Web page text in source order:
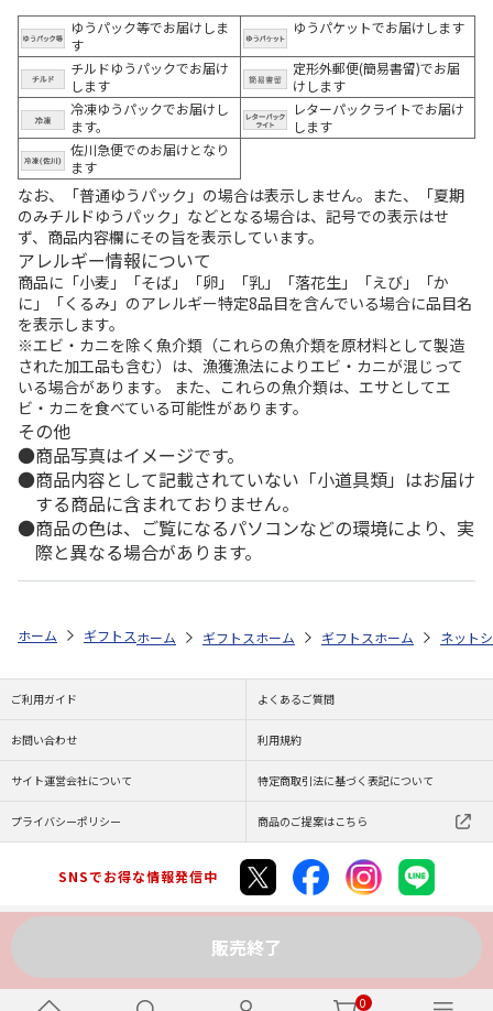
0
ゆうパック等でお届けしま
す
ゆうパケットでお届けします
チルドゆうパックでお届け
します
定形外郵便(簡易書留)でお届
けします
冷凍ゆうパックでお届けし
ます。
レターパックライトでお届け
します
佐川急便でのお届けとなり
ます
なお、「普通ゆうパック」の場合は表示しません。また、「夏期
のみチルドゆうパック」などとなる場合は、記号での表示はせ
ず、商品内容欄にその旨を表示しています。
アレルギー情報について
商品に「小麦」「そば」「卵」「乳」「落花生」「えび」「か
に」「くるみ」のアレルギー特定8品目を含んでいる場合に品目名
を表示します。
※エビ・カニを除く魚介類（これらの魚介類を原材料として製造
された加工品も含む）は、漁獲漁法によりエビ・カニが混じって
いる場合があります。 また、これらの魚介類は、エサとしてエ
ビ・カニを食べている可能性があります。
その他
商品写真はイメージです。
商品内容として記載されていない「小道具類」はお届け
する商品に含まれておりません。
商品の色は、ご覧になるパソコンなどの環境により、実
際と異なる場合があります。
販売終了
ホーム ギフトストア お中元・夏ギフト特集 2026 おすすめ ご当地
ホーム ギフトストア お中元・夏ギフト特集 2026
ホーム ギフトストア お中元・
ホーム ネット
ご利用ガイド よくあるご質問
お問い合わせ 利用規約
サイト運営会社について 特定商取引法に基づく表記について
プライバシーポリシー 商品のご提案はこちら
SNSでお得な情報発信中